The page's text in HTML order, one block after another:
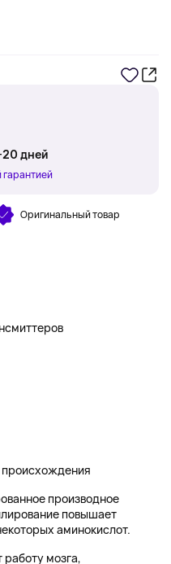
20 дней
гарантией
Оригинальный товар
производное
повышает
аминокислот.
мозга,